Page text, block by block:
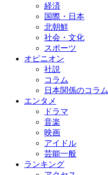
経済
国際・日本
北朝鮮
社会・文化
スポーツ
オピニオン
社説
コラム
日本関係のコラム
エンタメ
ドラマ
音楽
映画
アイドル
芸能一般
ランキング